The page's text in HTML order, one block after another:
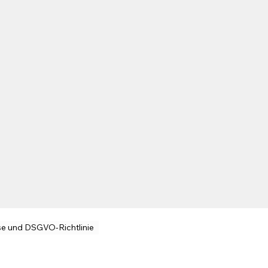
und DSGVO-Richtlinie